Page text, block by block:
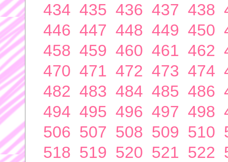
434 435 436 437 438
446 447 448 449 450
458 459 460 461 462
470 471 472 473 474
482 483 484 485 486
494 495 496 497 498
506 507 508 509 510
518 519 520 521 522